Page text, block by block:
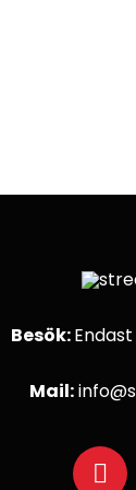
Besök:
Mail: